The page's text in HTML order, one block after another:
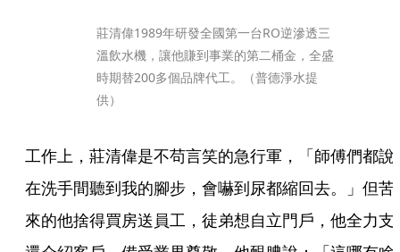
莊清偉1989年研發全國第一台RO逆滲透三
溫飲水機，讓他賺到事業的第二桶金，全盛
時期替200多個品牌代工。（普德淨水提
供）
工作上，莊清偉是不苟言笑的急行軍，「師傅們都說
在洗手間聽到我的腳步，會嚇到尿都縮回去。」但苦
來的他捨得買房送員工，徒弟想自立門戶，他全力支